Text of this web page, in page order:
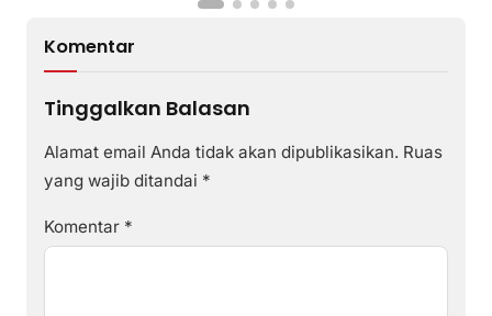
Komentar
Tinggalkan Balasan
Alamat email Anda tidak akan dipublikasikan. Ruas
yang wajib ditandai *
Komentar *